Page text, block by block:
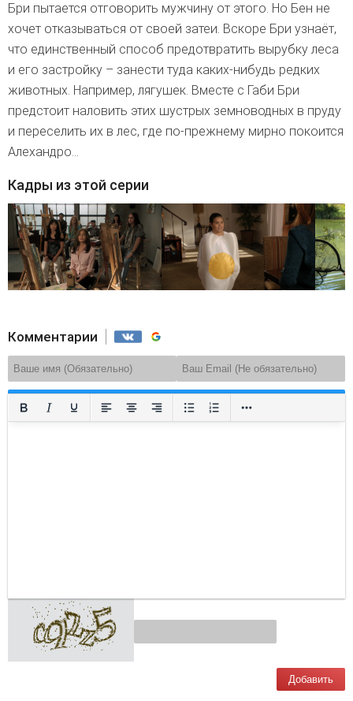
Бри пытается отговорить мужчину от этого. Но Бен не
хочет отказываться от своей затеи. Вскоре Бри узнаёт,
что единственный способ предотвратить вырубку леса
и его застройку – занести туда каких-нибудь редких
животных. Например, лягушек. Вместе с Габи Бри
предстоит наловить этих шустрых земноводных в пруду
и переселить их в лес, где по-прежнему мирно покоится
Алехандро…
Кадры из этой серии
Комментарии
Добавить